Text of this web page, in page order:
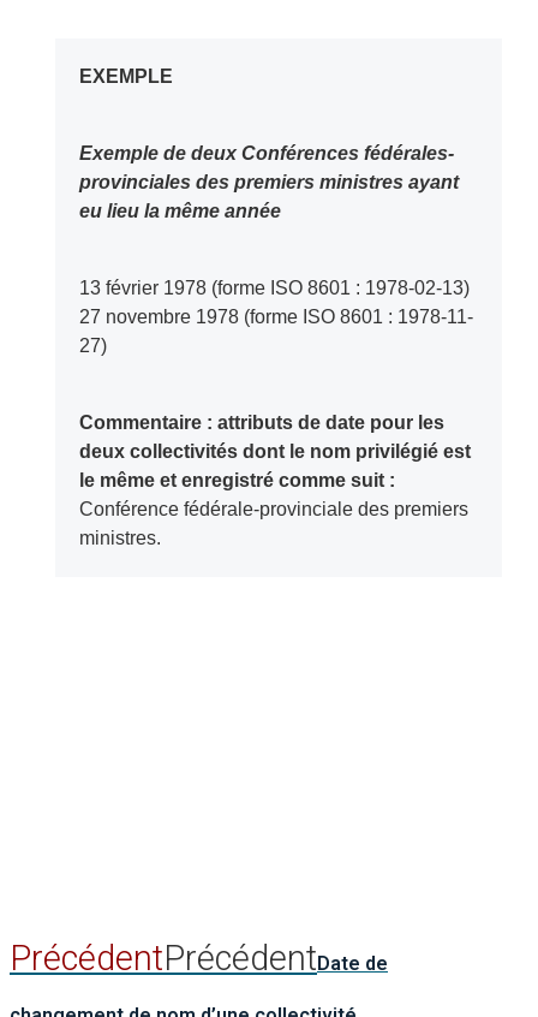
EXEMPLE
Exemple de deux Conférences fédérales-
provinciales des premiers ministres ayant
eu lieu la même année
13 février 1978 (forme ISO 8601 : 1978-02-13)
27 novembre 1978 (forme ISO 8601 : 1978-11-
27)
Commentaire : attributs de date pour les
deux collectivités dont le nom privilégié est
le même et enregistré comme suit :
Conférence fédérale-provinciale des premiers
ministres.
PrécédentPrécédentDate de